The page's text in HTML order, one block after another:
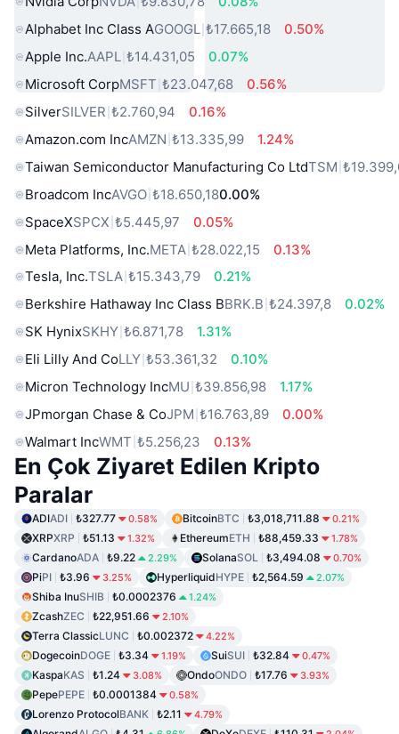
Alphabet Inc Class AGOOGL ₺17.665,18
0.50%
Apple Inc.AAPL ₺14.431,05
0.07%
Microsoft CorpMSFT ₺23.047,68
0.56%
SilverSILVER ₺2.760,94
0.16%
Amazon.com IncAMZN ₺13.335,99
1.24%
Taiwan Semiconductor Manufacturing Co LtdTSM
Broadcom IncAVGO ₺18.650,180.00%
SpaceXSPCX ₺5.445,97
0.05%
Meta Platforms, Inc.META ₺28.022,15
0.13%
Tesla, Inc.TSLA ₺15.343,79
0.21%
Berkshire Hathaway Inc Class BBRK.B ₺24.397,8
0.02%
SK HynixSKHY ₺6.871,78
1.31%
Eli Lilly And CoLLY ₺53.361,32
0.10%
Micron Technology IncMU ₺39.856,98
1.17%
JPmorgan Chase & CoJPM ₺16.763,89
0.00%
Walmart IncWMT ₺5.256,23 0.13%
En Çok Ziyaret Edilen Kripto
Paralar
ADIADI ₺327.77 0.58% BitcoinBTC ₺3,018,711.88 0.21%
XRPXRP ₺51.13 1.32% EthereumETH ₺88,459.33 1.78%
CardanoADA ₺9.22 2.29% SolanaSOL ₺3,494.08 0.70%
PiPI ₺3.96 3.25% HyperliquidHYPE ₺2,564.59 2.07%
Shiba InuSHIB ₺0.0002376 1.24%
ZcashZEC ₺22,951.66 2.10%
Terra ClassicLUNC ₺0.002372 4.22%
DogecoinDOGE ₺3.34 1.19% SuiSUI ₺32.84 0.47%
KaspaKAS ₺1.24 3.08% OndoONDO ₺17.76 3.93%
PepePEPE ₺0.0001384 0.58%
Lorenzo ProtocolBANK ₺2.11 4.79%